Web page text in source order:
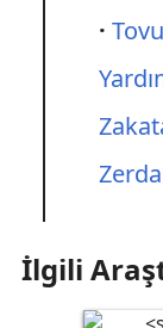
İlgili